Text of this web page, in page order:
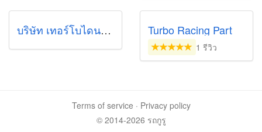
บริษัท เทอร์โบไดนามิค จำกัด Turbo Racing Part​
1 รีวิว
Terms of service · Privacy policy
© 2014-2026 รถกูรู